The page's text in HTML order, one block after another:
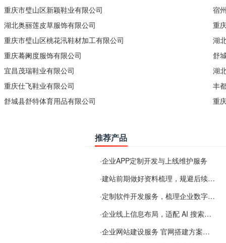
重庆市璧山区新颖鞋业有限公司
湖北奥丽莲皮草服饰有限公司
重庆市璧山区桃花汛鞋材加工有限公司
重庆蓦阑度服饰有限公司
宜昌茂瑞鞋业有限公司
重庆仕飞鞋业有限公司
舒城县舒特体育用品有限公司
宿
重
湖
舒
湖
丰
重
推荐产品
·企业APP定制开发与上线维护服务
·建站前期做好资料梳理，规避后续各类使用难题
·定制软件开发服务，梳理企业数字化落地常见难点
·企业线上信息布局，适配 AI 搜索需要留意这些要点
·企业网站建设服务 官网搭建方案经验分享